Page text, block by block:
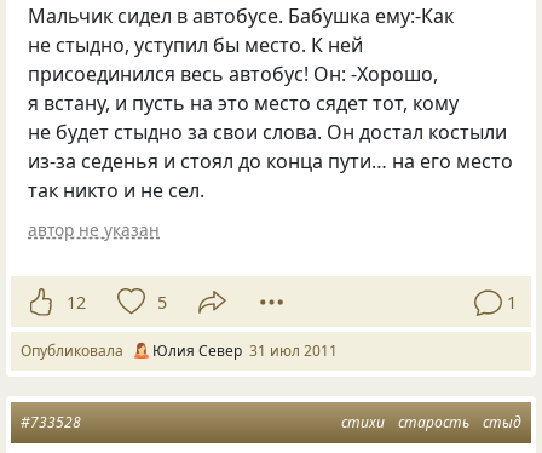
Мальчик сидел в автобусе. Бабушка ему:-Как
не стыдно, уступил бы место. К ней
присоединился весь автобус! Он: -Хорошо,
я встану, и пусть на это место сядет тот, кому
не будет стыдно за свои слова. Он достал костыли
из-за седенья и стоял до конца пути… на его место
так никто и не сел.
автор не указан
12 5 1
Опубликовала Юлия Север 31 июл 2011
стихи старость стыд
#733528